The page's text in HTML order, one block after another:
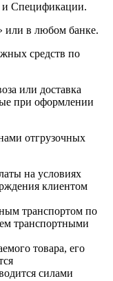
и Спецификации.
или в любом банке.
средств по
или доставка
при оформлении
отгрузочных
на условиях
клиентом
транспортом по
транспортными
товара, его
силами